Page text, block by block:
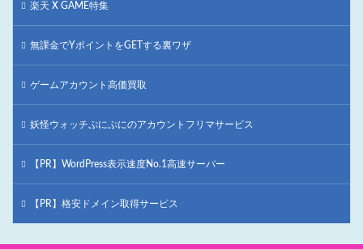
楽天 X GAME特集
無課金でYポイントをGETする裏ワザ
ゲームアカウント高価買取
妖怪ウォッチぷにぷにのアカウントフリマサービス
【PR】WordPress表示速度No.1高速サーバー
【PR】格安ドメイン取得サービス